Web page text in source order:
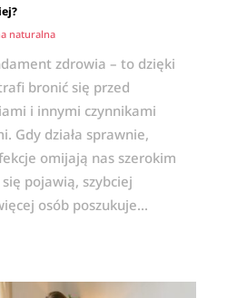
naturalna
zdrowia – to dzięki
bronić się przed
i innymi czynnikami
Gdy działa sprawnie,
omijają nas szerokim
pojawią, szybciej
osób poszukuje...